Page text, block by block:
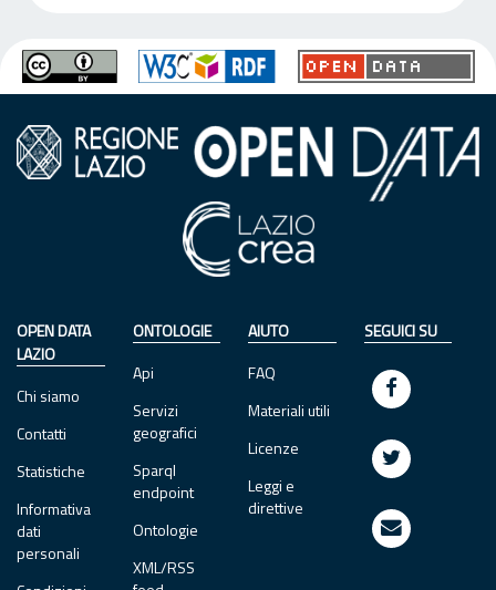
OPEN DATA
LAZIO
Chi siamo
Contatti
Statistiche
Informativa
dati
personali
ONTOLOGIE
Api
Servizi
geografici
Sparql
endpoint
Ontologie
XML/RSS
AIUTO
FAQ
Materiali utili
Licenze
Leggi e
direttive
SEGUICI SU